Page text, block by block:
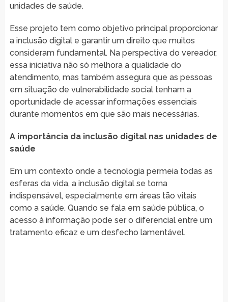
unidades de saúde.
Esse projeto tem como objetivo principal proporcionar
a inclusão digital e garantir um direito que muitos
consideram fundamental. Na perspectiva do vereador,
essa iniciativa não só melhora a qualidade do
atendimento, mas também assegura que as pessoas
em situação de vulnerabilidade social tenham a
oportunidade de acessar informações essenciais
durante momentos em que são mais necessárias.
A importância da inclusão digital nas unidades de
saúde
Em um contexto onde a tecnologia permeia todas as
esferas da vida, a inclusão digital se torna
indispensável, especialmente em áreas tão vitais
como a saúde. Quando se fala em saúde pública, o
acesso à informação pode ser o diferencial entre um
tratamento eficaz e um desfecho lamentável.